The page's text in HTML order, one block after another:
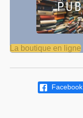
La boutique en ligne
Facebook